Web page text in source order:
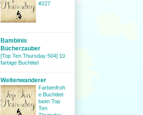
#227
Bambinis
Bücherzauber
[Top Ten Thursday 504] 10
farbige Buchtitel
Weltenwanderer
Farbenfroh
e Buchtitel
beim Top
Ten